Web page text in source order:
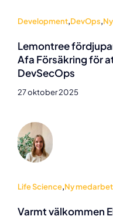
Development,DevOps,
Lemontree
Afa Försäkring för
DevSecOps
27 oktober 2025
Life Science,Ny
Varmt välkommen